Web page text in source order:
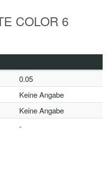
COLOR 6
0.05
Keine Angabe
Keine Angabe
-